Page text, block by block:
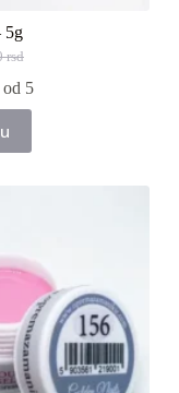
5g
rsd
rsd.
5